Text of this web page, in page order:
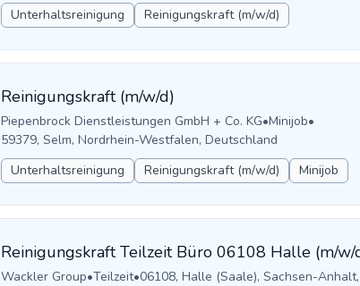
Unterhaltsreinigung
Reinigungskraft (m/w/d)
Reinigungskraft (m/w/d)
Piepenbrock Dienstleistungen GmbH + Co. KG•Minijob•
59379, Selm, Nordrhein-Westfalen, Deutschland
Unterhaltsreinigung
Reinigungskraft (m/w/d) Minijob
Reinigungskraft Teilzeit Büro 06108 Halle (m/w/
Wackler Group•Teilzeit•06108, Halle (Saale), Sachsen-